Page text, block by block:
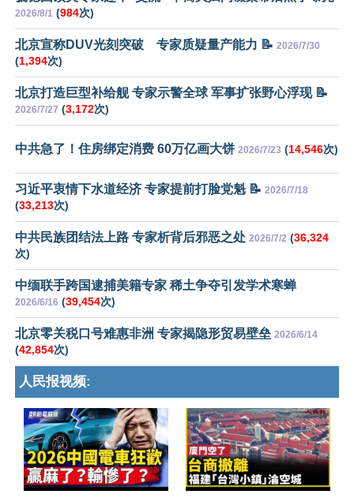
2026/8/1 (984次)
北京宣称DUV光刻突破 专家质疑量产能力 📝 2026/7/30
(1,394次)
北京打造巨型补给舰 专家示警全球 军事扩张野心浮现 📝
2026/7/27 (3,172次)
中共急了！住房绑定消费 60万亿画大饼 2026/7/23 (14,546次)
习近平衷情下水道经济 专家提前打脸党魁 📝 2026/7/18
(33,213次)
中共民族团结法上路 专家析背后邪恶之处 2026/7/2 (36,324
次)
中缅联手跨国逮捕美籍专家 稀土争夺引发学术寒蝉
2026/6/16 (39,454次)
北京零关税口号难惠非洲 专家揭隐形贸易壁垒 2026/6/14
(42,854次)
人民报视频: